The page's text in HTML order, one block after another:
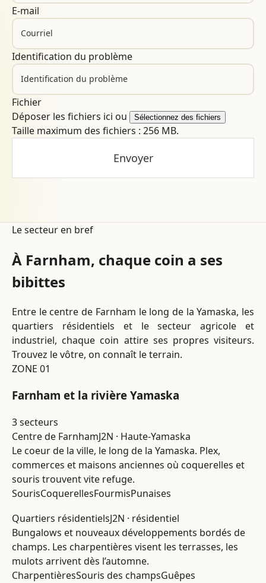
E-mail
Identification du problème
Fichier
Déposer les fichiers ici ou
Sélectionnez des fichiers
Taille maximum des fichiers : 256 MB.
Le secteur en bref
À Farnham, chaque coin a ses
bibittes
Entre le centre de Farnham le long de la Yamaska, les
quartiers résidentiels et le secteur agricole et
industriel, chaque coin attire ses propres visiteurs.
Trouvez le vôtre, on connaît le terrain.
ZONE 01
Farnham et la rivière Yamaska
3 secteurs
Centre de FarnhamJ2N · Haute-Yamaska
Le coeur de la ville, le long de la Yamaska. Plex,
commerces et maisons anciennes où coquerelles et
souris trouvent vite refuge.
SourisCoquerellesFourmisPunaises
Quartiers résidentielsJ2N · résidentiel
Bungalows et nouveaux développements bordés de
champs. Les charpentières visent les terrasses, les
mulots arrivent dès l’automne.
CharpentièresSouris des champsGuêpes